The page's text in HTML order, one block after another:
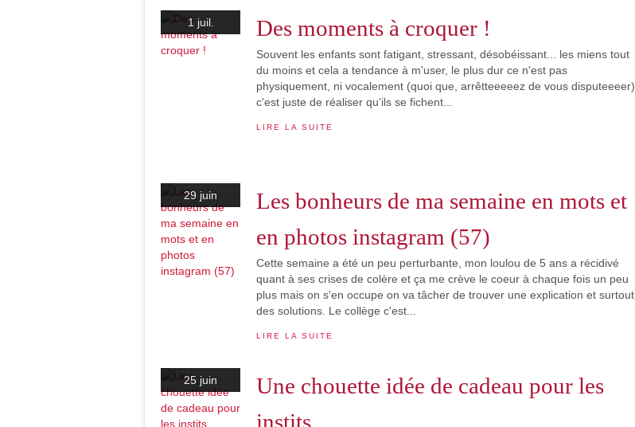
1 juil. Des moments à croquer !
Souvent les enfants sont fatigant, stressant, désobéissant... les miens tout
du moins et cela a tendance à m'user, le plus dur ce n'est pas
physiquement, ni vocalement (quoi que, arrêtteeeeez de vous disputeeeer)
c'est juste de réaliser qu'ils se fichent...
LIRE LA SUITE
29 juin
Les bonheurs de ma semaine en mots et
en photos instagram (57)
Cette semaine a été un peu perturbante, mon loulou de 5 ans a récidivé
quant à ses crises de colère et ça me crève le coeur à chaque fois un peu
plus mais on s'en occupe on va tâcher de trouver une explication et surtout
des solutions. Le collège c'est...
LIRE LA SUITE
25 juin
Une chouette idée de cadeau pour les
instits